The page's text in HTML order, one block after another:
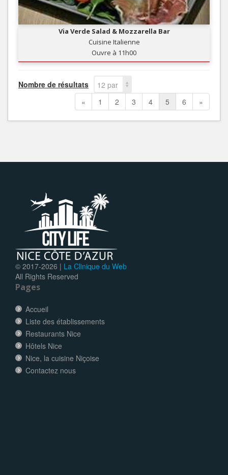
Via Verde Salad & Mozzarella Bar
Cuisine Italienne
Ouvre à 11h00
Nombre de résultats
12 par
page
« 1 2 3 4 5 6 »
© 2017-2026 | La Clinique du Web
All Rights Reserved
Pages
Accueil
Liste des établissements
Restaurants Nice
Hôtels Nice
Nice, la cuisine Niçoise
Contactez nous